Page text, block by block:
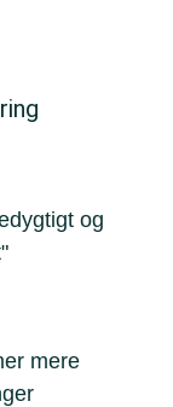
og
mere